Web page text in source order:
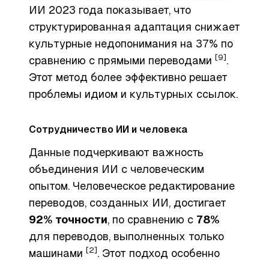
ИИ 2023 года показывает, что
структурированная адаптация снижает
культурные недопонимания на 37% по
сравнению с прямыми переводами [9] .
Этот метод более эффективно решает
проблемы идиом и культурных ссылок.
Сотрудничество ИИ и человека
Данные подчеркивают важность
объединения ИИ с человеческим
опытом. Человеческое редактирование
переводов, созданных ИИ, достигает
92% точности, по сравнению с 78%
для переводов, выполненных только
машинами [2] . Этот подход особенно